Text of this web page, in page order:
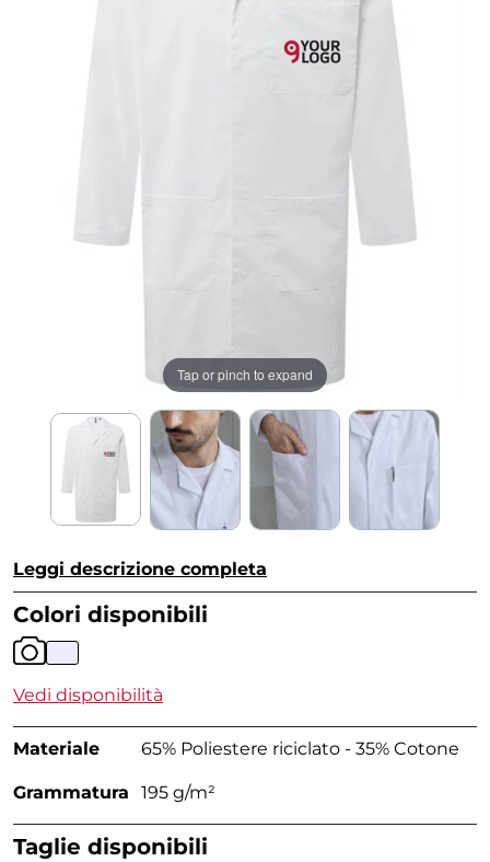
Tap or pinch to expand
Leggi descrizione completa
Colori disponibili
Vedi disponibilità
Materiale 65% Poliestere riciclato - 35% Cotone
Grammatura 195 g/m²
Taglie disponibili